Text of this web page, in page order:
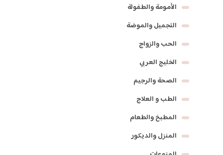
الأمومة والطفولة
التجميل والموضة
الحب والزواج
الخليج العربي
الصحة والرجيم
الطب و العلاج
المطبخ والطعام
المنزل والديكور